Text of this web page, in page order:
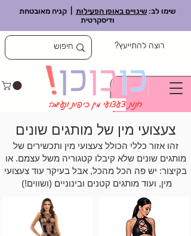
שימו לב: שינויים באופן הפעילות | קניה מאובטחת
ודיסקרטית
רוצה להתייעץ?
חנותצעצועי מין כיפית ונעימה
צעצועי מין של מותגים שונים
זהו אזור כללי הכולל צעצועי מין ותכשירים של
מותגים שונים שלא קיבלו קטגוריה משל עצמם. או
בקיצור: יש פה הכל מהכל, אבל בעיקר עוד צעצועי
מין, ועוד מותגים קטנים ובינוניים (ושווים!)